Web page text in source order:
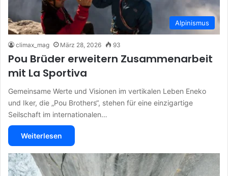
Alpinismus
climax_mag März 28, 2026 93
Pou Brüder erweitern Zusammenarbeit
mit La Sportiva
Gemeinsame Werte und Visionen im vertikalen Leben Eneko
und Iker, die „Pou Brothers“, stehen für eine einzigartige
Seilschaft im internationalen…
Weiterlesen